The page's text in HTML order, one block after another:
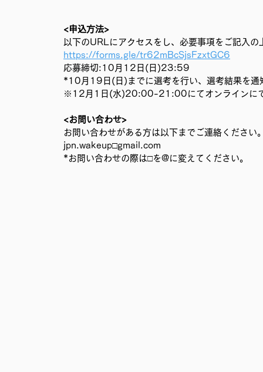
<申込方法>
以下のURLにアクセスをし、必要事項をご記入
https://forms.gle/tr62mBcSjsFzxtGC6
応募締切:10月12日(日)23:59
*10月19日(日)までに選考を行い、選考結果を通
※12月1日(水)20:00-21:00にてオンラインにて
<お問い合わせ>
お問い合わせがある方は以下までご連絡ください
jpn.wakeup□gmail.com
*お問い合わせの際は□を@に変えてください。